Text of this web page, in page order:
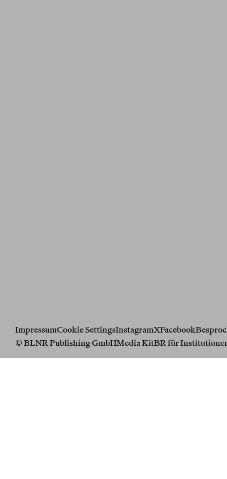
ImpressumCookie SettingsInstagramXFacebook
© BLNR Publishing GmbHMedia KitBR für